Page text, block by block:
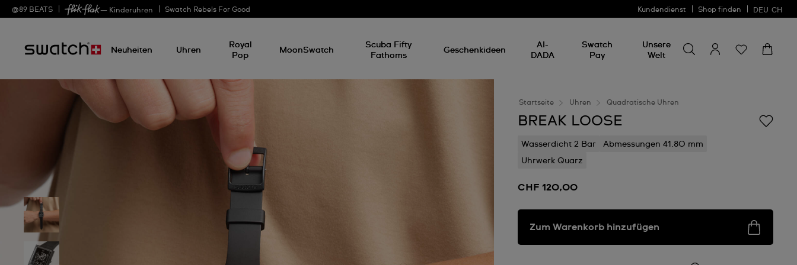
@89 BEATS — Kinderuhren Swatch Rebels For Good Kundendienst Shop finden DEU CH
Neuheiten Uhren
Royal
Pop
MoonSwatch
Scuba Fifty
Fathoms
Geschenkideen
AI-
DADA
Swatch
Pay
Unsere
Welt
etwas
suchen
Startseite Uhren Quadratische Uhren
BREAK LOOSE
Wasserdicht 2 Bar
Abmessungen 41.80 mm
Uhrwerk Quarz
CHF 120,00
Zum Warenkorb hinzufügen